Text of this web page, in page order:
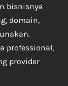
bisnisnya
domain,
professional,
provider